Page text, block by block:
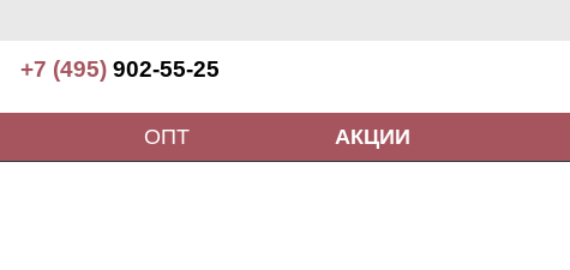
+7 (495) 902-55-25
ОПТ АКЦИИ